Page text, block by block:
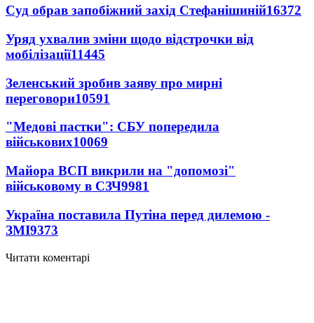
Суд обрав запобіжний захід Стефанішиній16372
Уряд ухвалив зміни щодо відстрочки від
мобілізації11445
Зеленський зробив заяву про мирні
переговори10591
"Медові пастки": СБУ попередила
військових10069
Майора ВСП викрили на "допомозі"
військовому в СЗЧ9981
Україна поставила Путіна перед дилемою -
ЗМІ9373
Читати коментарі